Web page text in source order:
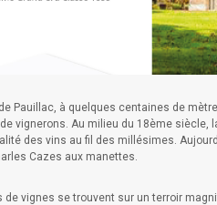
Pauillac, à quelques centaines de
vignerons. Au milieu du 18ème
des vins au fil des millésimes.
Cazes aux manettes.
de vignes se trouvent sur un terroir